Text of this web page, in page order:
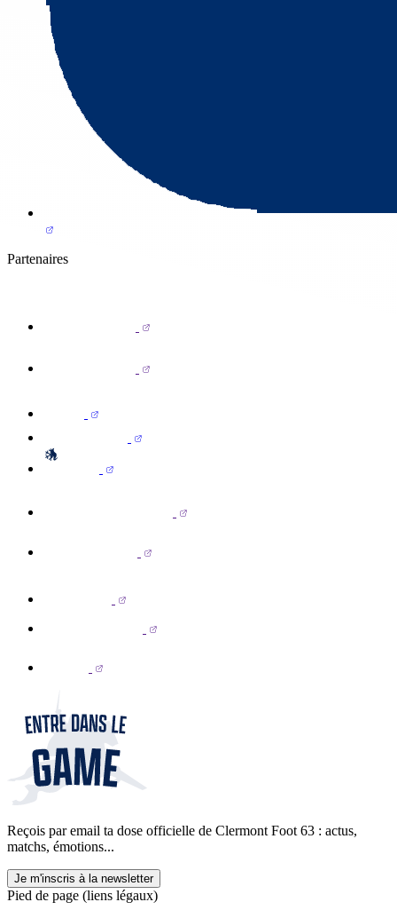
Partenaires
Reçois par email ta dose officielle de Clermont Foot 63 : actus,
matchs, émotions...
Je m'inscris à la newsletter
Pied de page (liens légaux)